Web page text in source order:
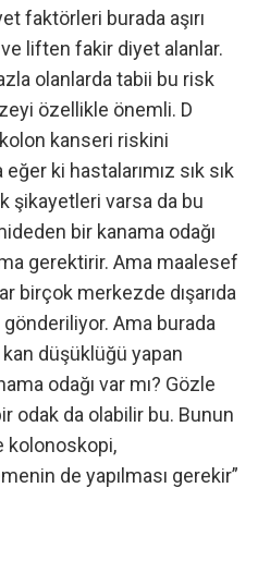
faktörleri burada aşırı
liften fakir diyet alanlar.
olanlarda tabii bu risk
özellikle önemli. D
kanseri riskini
ki hastalarımız sık sık
şikayetleri varsa da bu
bir kanama odağı
gerektirir. Ama maalesef
birçok merkezde dışarıda
Ama burada
düşüklüğü yapan
odağı var mı? Gözle
odak da olabilir bu. Bunun
kolonoskopi,
de yapılması gerekir”